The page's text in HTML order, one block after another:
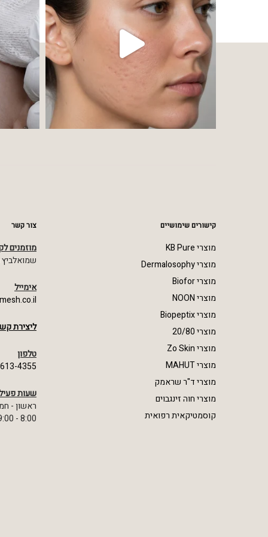
קישורים שימושיים
מוצרי KB Pure
מוצרי Dermalosophy
מוצרי Biofor
מוצרי NOON
מוצרי Biopeptix
מוצרי 20/80
מוצרי Zo Skin
מוצרי MAHUT
מוצרי ד"ר שראמק
מוצרי חוה זינגבוים
קוסמטיקאית רפואית
צור קשר
מוזמנים
שמואלביץ מרדכי
אימייל
ליצירת
טלפון
4355
שעות
ראשון -
8:00 - 19:00